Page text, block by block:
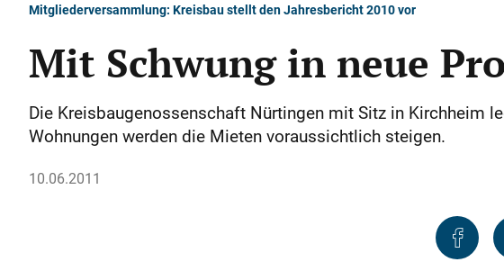
Mitgliederversammlung: Kreisbau stellt den Jahresbericht 2010 vor
Mit Schwung in neue
Die Kreisbaugenossenschaft Nürtingen mit Sitz in Kirchheim
Wohnungen werden die Mieten voraussichtlich steigen.
10.06.2011